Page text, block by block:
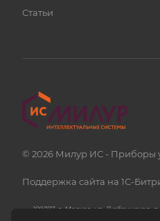
Статьи
© 2026 Милур ИС - Приборы
Поддержка сайта на 1С-
109387, г. Москва, ул. Люблинская, д.